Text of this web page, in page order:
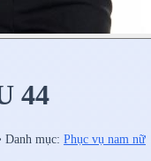
44
Danh mục: Phục vụ nam nữ